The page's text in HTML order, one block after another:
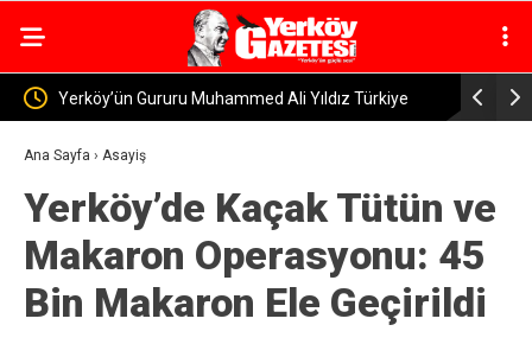
Türkiye
Edildi
Yerköy’de Panelvan ile Otomobil Çarpıştı: Kazada
Ana Sayfa › Asayiş
Yerköy’de Kaçak Tütün ve
Makaron Operasyonu: 45
Bin Makaron Ele Geçirildi